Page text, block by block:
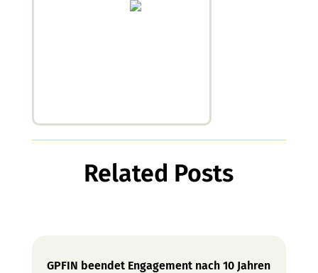
Related Posts
GPFIN beendet Engagement nach 10 Jahren